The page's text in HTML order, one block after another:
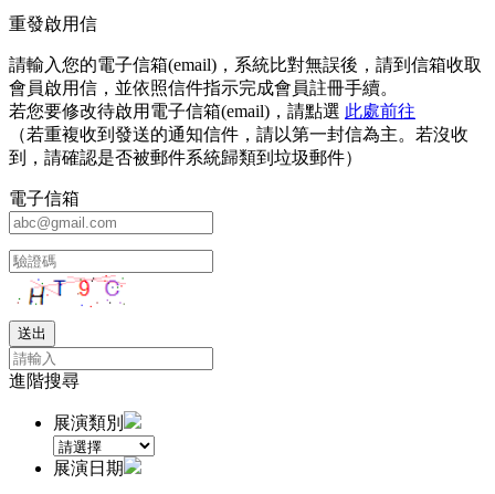
重發啟用信
請輸入您的電子信箱(email)，系統比對無誤後，請到信箱收取
會員啟用信，並依照信件指示完成會員註冊手續。
若您要修改待啟用電子信箱(email)，請點選 此處前往
（若重複收到發送的通知信件，請以第一封信為主。若沒收
到，請確認是否被郵件系統歸類到垃圾郵件）
電子信箱
進階搜尋
展演類別
展演日期